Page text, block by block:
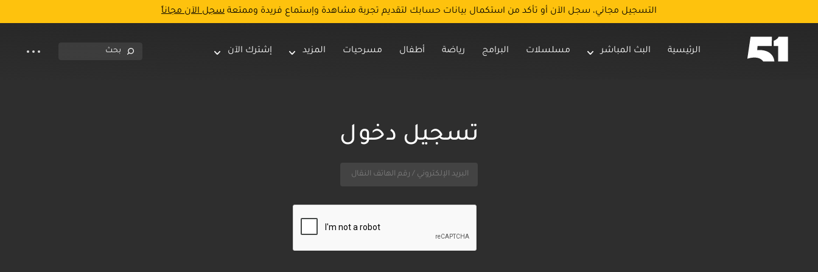
التسجيل مجاني، سجل الآن أو تأكد من استكمال بيانات حسابك لتقديم تجربة مشاهدة وإستماع فريدة وممتعة سجل الآن مجاناً
الرئيسية البث المباشر مسلسلات البرامج رياضة أطفال مسرحيات المزيد إشترك الآن
تسجيل دخول